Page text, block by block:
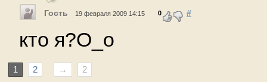
Гость 19 февраля 2009 14:15 0 #
кто я?О_о
1 2 → 2